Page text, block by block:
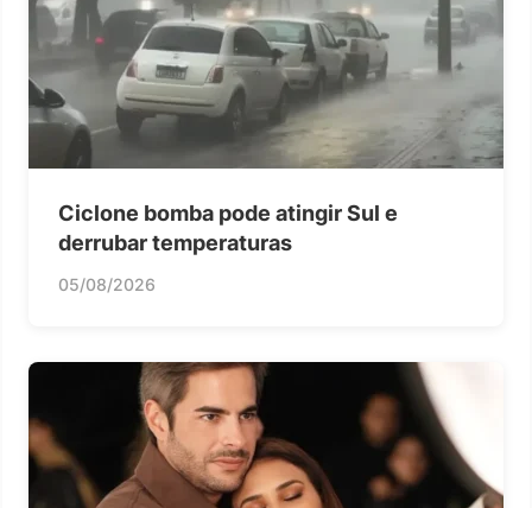
Ciclone bomba pode atingir Sul e
derrubar temperaturas
05/08/2026